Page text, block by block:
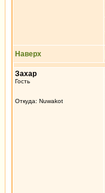
Наверх
Захар
Гость
Откуда: Nuwakot